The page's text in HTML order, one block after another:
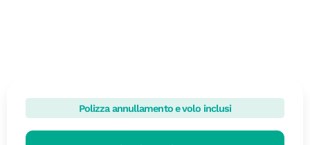
Polizza annullamento e volo inclusi